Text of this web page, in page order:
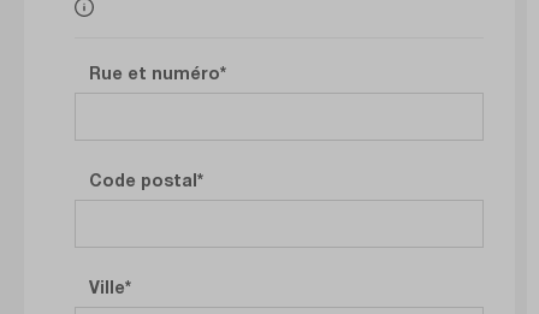
Rue et numéro
Code postal
Ville